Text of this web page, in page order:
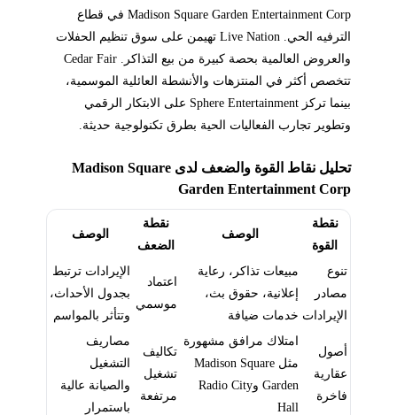
Madison Square Garden Entertainment Corp في قطاع
الترفيه الحي. Live Nation تهيمن على سوق تنظيم الحفلات
والعروض العالمية بحصة كبيرة من بيع التذاكر. Cedar Fair
تتخصص أكثر في المنتزهات والأنشطة العائلية الموسمية،
بينما تركز Sphere Entertainment على الابتكار الرقمي
وتطوير تجارب الفعاليات الحية بطرق تكنولوجية حديثة.
تحليل نقاط القوة والضعف لدى Madison Square
Garden Entertainment Corp
نقطة
القوة
الوصف
نقطة
الضعف
الوصف
تنوع
مصادر
الإيرادات
مبيعات تذاكر، رعاية
إعلانية، حقوق بث،
خدمات ضيافة
اعتماد
موسمي
الإيرادات ترتبط
بجدول الأحداث،
وتتأثر بالمواسم
أصول
عقارية
فاخرة
امتلاك مرافق مشهورة
مثل Madison Square
Garden وRadio City
Hall
تكاليف
تشغيل
مرتفعة
مصاريف
التشغيل
والصيانة عالية
باستمرار